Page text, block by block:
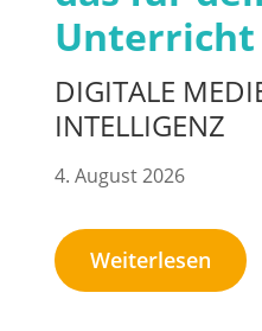
DIGITALE
INTELLIGENZ
4. August 2026
Weiterlesen